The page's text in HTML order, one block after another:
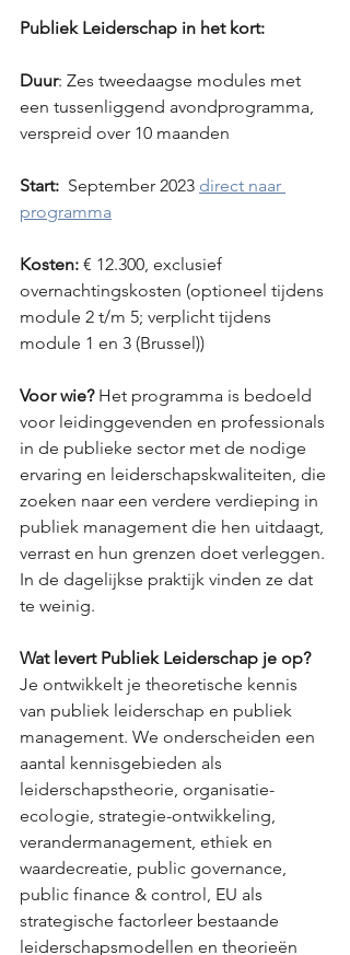
Publiek Leiderschap in het kort:
Duur: Zes tweedaagse modules met
een tussenliggend avondprogramma,
verspreid over 10 maanden
Start: September 2023 direct naar
programma
Kosten: € 12.300, exclusief
overnachtingskosten (optioneel tijdens
module 2 t/m 5; verplicht tijdens
module 1 en 3 (Brussel))
Voor wie? Het programma is bedoeld
voor leidinggevenden en professionals
in de publieke sector met de nodige
ervaring en leiderschapskwaliteiten, die
zoeken naar een verdere verdieping in
publiek management die hen uitdaagt,
verrast en hun grenzen doet verleggen.
In de dagelijkse praktijk vinden ze dat
te weinig.
Wat levert Publiek Leiderschap je op?
Je ontwikkelt je theoretische kennis
van publiek leiderschap en publiek
management. We onderscheiden een
aantal kennisgebieden als
leiderschapstheorie, organisatie-
ecologie, strategie-ontwikkeling,
verandermanagement, ethiek en
waardecreatie, public governance,
public finance & control, EU als
strategische factorleer bestaande
leiderschapsmodellen en theorieën